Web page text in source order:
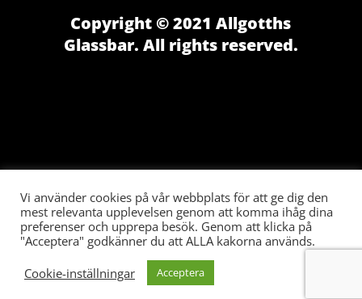
Copyright © 2021 Allgotths
Glassbar. All rights reserved.
Vi använder cookies på vår webbplats för att ge dig den
mest relevanta upplevelsen genom att komma ihåg dina
preferenser och upprepa besök. Genom att klicka på
"Acceptera" godkänner du att ALLA kakorna används.
Cookie-inställningar
Acceptera